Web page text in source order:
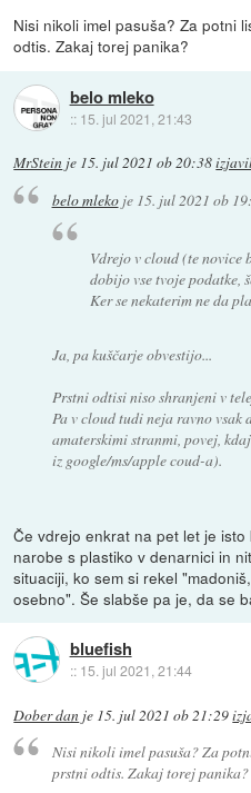
Nisi nikoli imel pasuša? Za potni
odtis. Zakaj torej panika?
belo mleko
:: 15. jul 2021, 21:43
MrStein je 15. jul 2021 ob 20:38
belo mlekoje 15. jul 2021 ob
Vdrejo v cloud (te novice
dobijo vse tvoje podatke,
Ker se nekaterim ne da
Ja, pa kuščarje obvestijo...
Prstni odtisi niso shranjeni v
Pa v cloud tudi neja ravno vsak
amaterskimi stranmi, povej,
iz google/ms/apple coud-a).
Če vdrejo enkrat na pet let je
narobe s plastiko v denarnici in
situaciji, ko sem si rekel
osebno". Še slabše pa je, da se
bluefish
:: 15. jul 2021, 21:44
Dober dan je 15. jul 2021 ob 21:29
Nisi nikoli imel pasuša? Za
prstni odtis. Zakaj torej panika?